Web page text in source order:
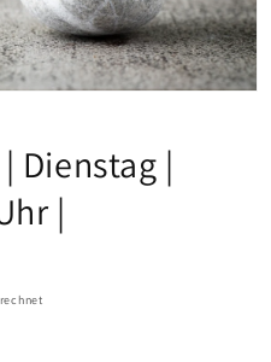
Dienstag |
|